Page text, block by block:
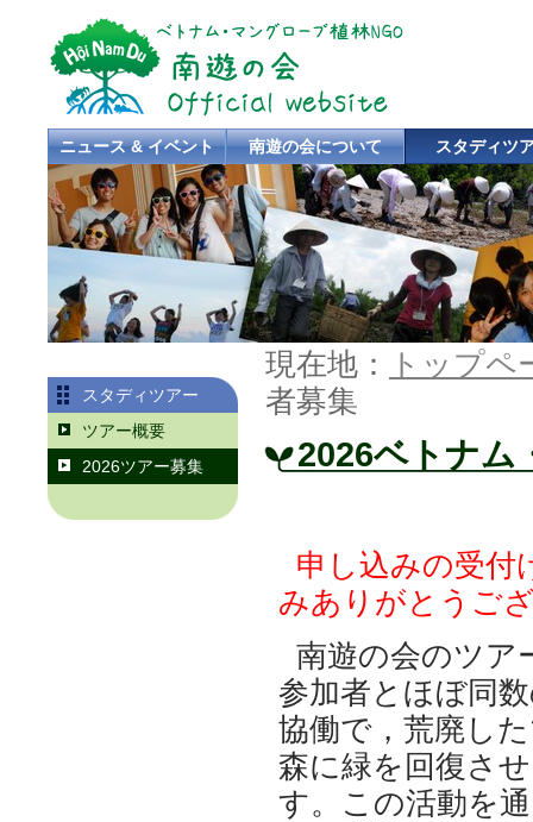
ニュース & イベント 南遊の会について スタディツ
現在地：
トップペ
者募集
2026ベトナム
申し込みの受付
みありがとうご
南遊の会のツア
参加者とほぼ同
協働で，荒廃し
森に緑を回復さ
す。この活動を
スタディツアー
ツアー概要
2026ツアー募集